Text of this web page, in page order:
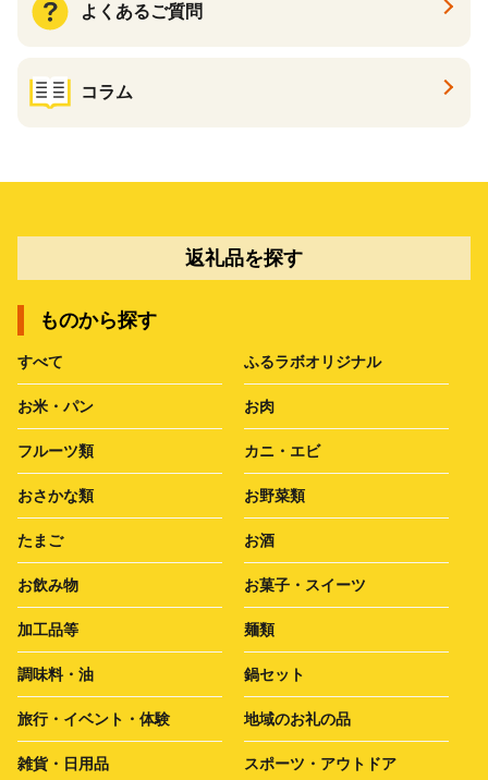
よくあるご質問
コラム
返礼品を探す
ものから探す
すべて ふるラボオリジナル
お米・パン お肉
フルーツ類 カニ・エビ
おさかな類 お野菜類
たまご お酒
お飲み物 お菓子・スイーツ
加工品等 麺類
調味料・油 鍋セット
旅行・イベント・体験 地域のお礼の品
雑貨・日用品 スポーツ・アウトドア